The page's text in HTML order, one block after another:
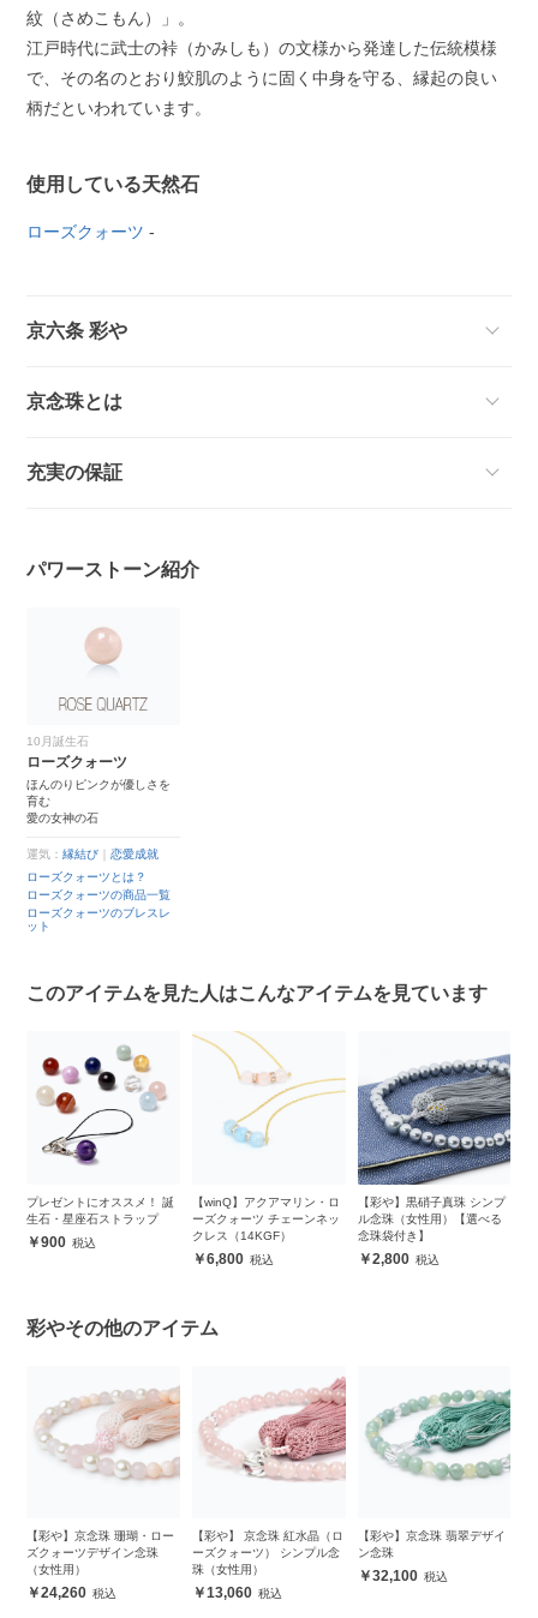
紋（さめこもん）」。
江戸時代に武士の裃（かみしも）の文様から発達した伝統模様
で、その名のとおり鮫肌のように固く中身を守る、縁起の良い
柄だといわれています。
使用している天然石
ローズクォーツ -
京六条 彩や
京念珠とは
充実の保証
パワーストーン紹介
10月誕生石
ローズクォーツ
ほんのりピンクが優しさを
育む
愛の女神の石
運気：縁結び ｜恋愛成就
ローズクォーツとは？
ローズクォーツの商品一覧
ローズクォーツのブレスレ
ット
このアイテムを見た人はこんなアイテムを見ています
プレゼントにオススメ！ 誕
生石・星座石ストラップ
900
【winQ】アクアマリン・ロ
ーズクォーツ チェーンネッ
クレス（14KGF）
6,800
【彩や】黒硝子真珠 シンプ
ル念珠（女性用）【選べる
念珠袋付き】
2,800
彩やその他のアイテム
【彩や】京念珠 珊瑚・ロー
ズクォーツデザイン念珠
（女性用）
24,260
【彩や】 京念珠 紅水晶（ロ
ーズクォーツ） シンプル念
珠（女性用）
13,060
【彩や】京念珠 翡翠デザイ
ン念珠
32,100